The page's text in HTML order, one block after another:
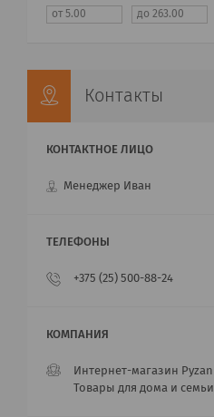
Контакты
Менеджер Иван
+375 (25) 500-88-24
Интернет-магазин Pyzan
Товары для дома и семьи